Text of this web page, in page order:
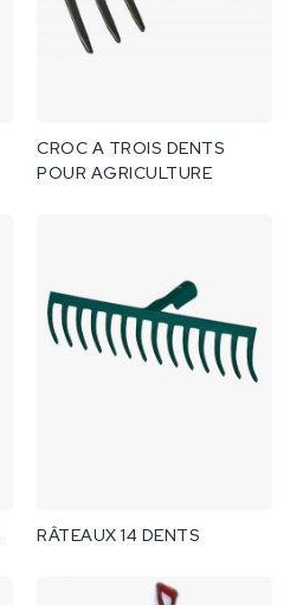
CROC A TROIS DENTS
POUR AGRICULTURE
RÂTEAUX 14 DENTS